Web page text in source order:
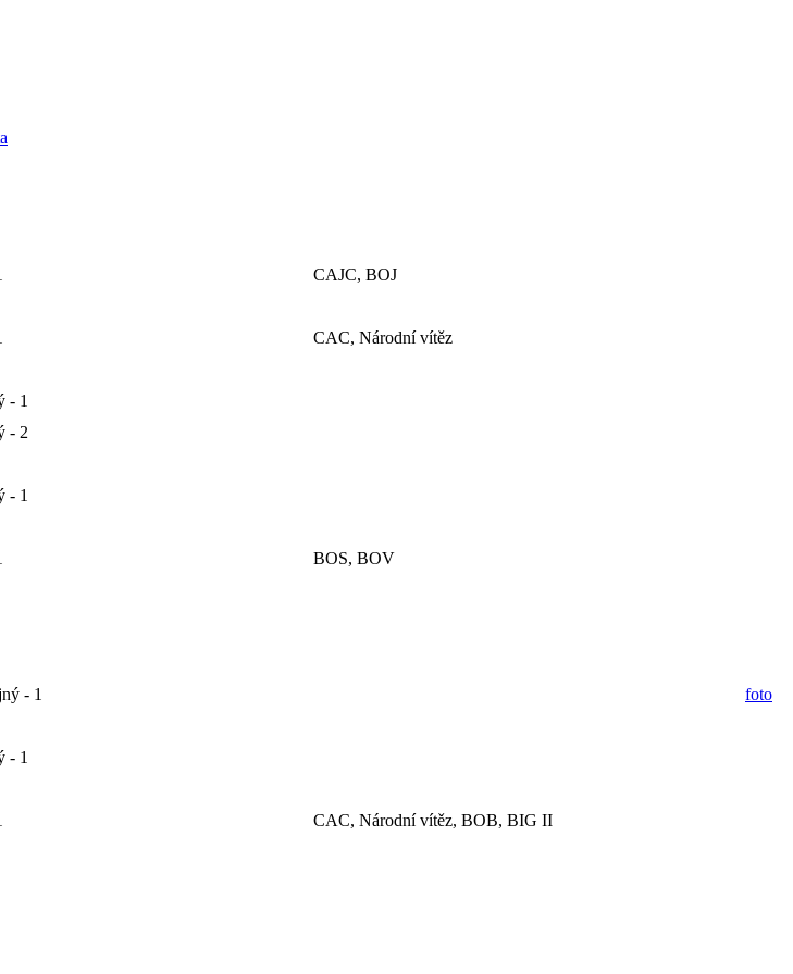
CAJC, BOJ
CAC, Národní vítěz
- 1
- 2
- 1
BOS, BOV
- 1
foto
- 1
CAC, Národní vítěz, BOB, BIG II